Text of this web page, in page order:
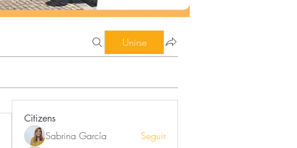
Unirse
Citizens
Sabrina García
Seguir